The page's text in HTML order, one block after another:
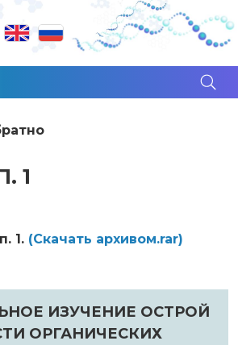
1
1. (Cкачать архивом.rar)
ИЗУЧЕНИЕ ОСТРОЙ
ОРГАНИЧЕСКИХ